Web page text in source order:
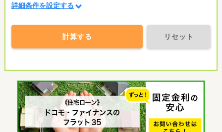
詳細条件を設定する
計算する リセット